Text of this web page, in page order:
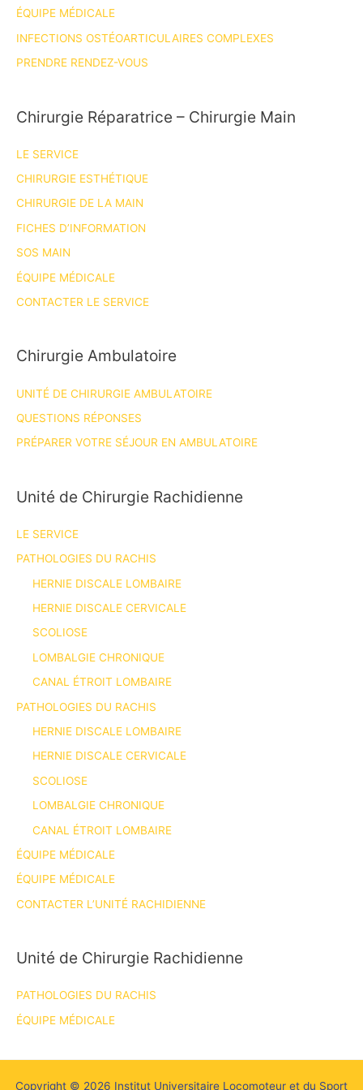
ÉQUIPE MÉDICALE
INFECTIONS OSTÉOARTICULAIRES COMPLEXES
PRENDRE RENDEZ-VOUS
Chirurgie Réparatrice – Chirurgie Main
LE SERVICE
CHIRURGIE ESTHÉTIQUE
CHIRURGIE DE LA MAIN
FICHES D’INFORMATION
SOS MAIN
ÉQUIPE MÉDICALE
CONTACTER LE SERVICE
Chirurgie Ambulatoire
UNITÉ DE CHIRURGIE AMBULATOIRE
QUESTIONS RÉPONSES
PRÉPARER VOTRE SÉJOUR EN AMBULATOIRE
Unité de Chirurgie Rachidienne
LE SERVICE
PATHOLOGIES DU RACHIS
HERNIE DISCALE LOMBAIRE
HERNIE DISCALE CERVICALE
SCOLIOSE
LOMBALGIE CHRONIQUE
CANAL ÉTROIT LOMBAIRE
PATHOLOGIES DU RACHIS
HERNIE DISCALE LOMBAIRE
HERNIE DISCALE CERVICALE
SCOLIOSE
LOMBALGIE CHRONIQUE
CANAL ÉTROIT LOMBAIRE
ÉQUIPE MÉDICALE
ÉQUIPE MÉDICALE
CONTACTER L’UNITÉ RACHIDIENNE
Unité de Chirurgie Rachidienne
PATHOLOGIES DU RACHIS
ÉQUIPE MÉDICALE
Copyright © 2026 Institut Universitaire Locomoteur et du Sport